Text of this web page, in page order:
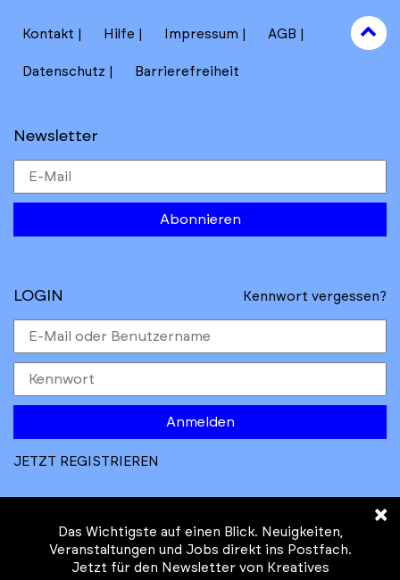
Kontakt Hilfe Impressum AGB
Datenschutz Barrierefreiheit
Newsletter
Abonnieren
to
top
LOGIN Kennwort vergessen?
Anmelden
JETZT REGISTRIEREN
×
Das Wichtigste auf einen Blick. Neuigkeiten,
Veranstaltungen und Jobs direkt ins Postfach.
Jetzt für den Newsletter von Kreatives